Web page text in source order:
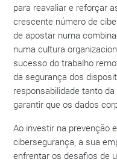
para reavaliar e reforçar
crescente número de
de apostar numa
numa cultura
sucesso do trabalho
da segurança dos
responsabilidade tanto
garantir que os dados
Ao investir na prevenção
cibersegurança, a sua
enfrentar os desafios de